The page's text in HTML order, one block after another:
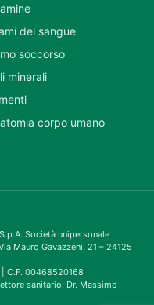
del sangue
soccorso
minerali
corpo umano
Società unipersonale
Mauro Gavazzeni, 21 – 24125
| C.F. 00468520168
sanitario: Dr. Massimo